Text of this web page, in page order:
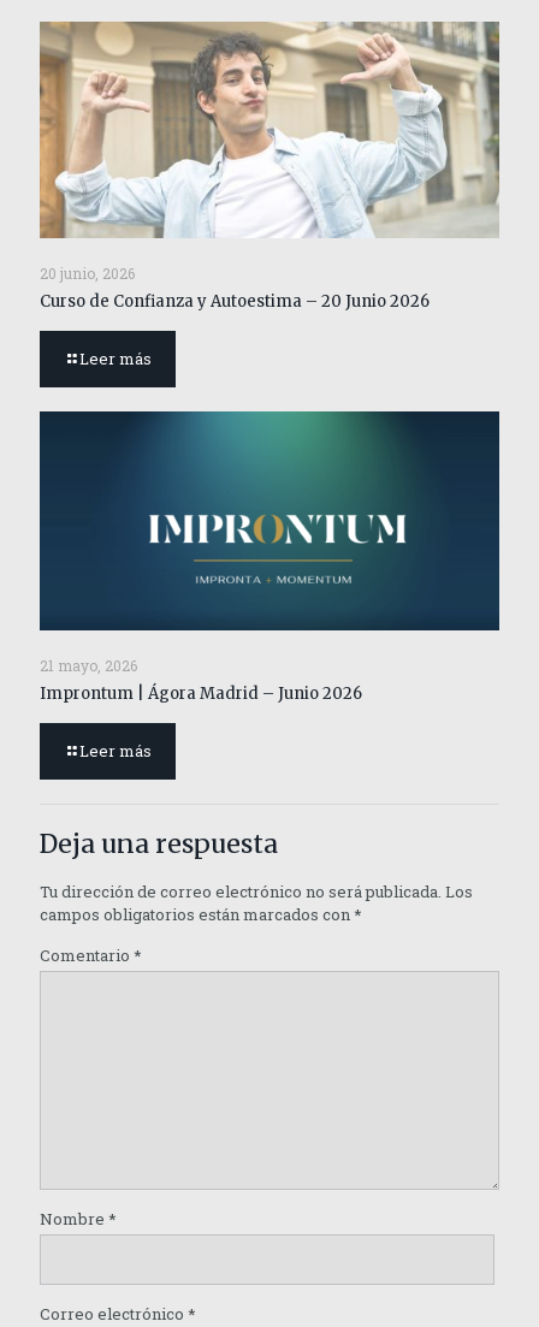
20 junio, 2026
Curso de Confianza y Autoestima – 20 Junio 2026
Leer más
21 mayo, 2026
Improntum | Ágora Madrid – Junio 2026
Leer más
Deja una respuesta
Tu dirección de correo electrónico no será publicada. Los
campos obligatorios están marcados con*
Comentario *
Nombre *
Correo electrónico *